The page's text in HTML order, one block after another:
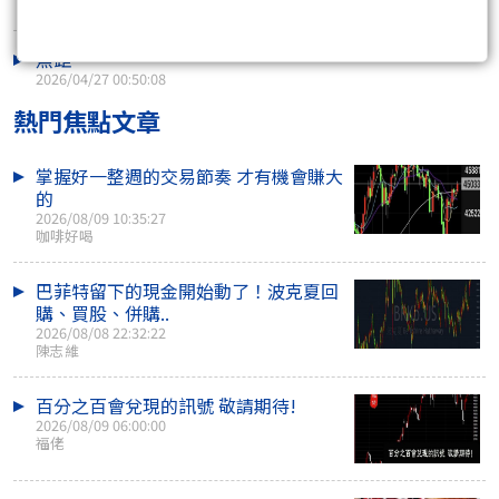
焦距
2026/04/27 00:50:08
熱門焦點文章
掌握好一整週的交易節奏 才有機會賺大
的
2026/08/09 10:35:27
咖啡好喝
巴菲特留下的現金開始動了！波克夏回
購、買股、併購..
2026/08/08 22:32:22
陳志維
百分之百會兌現的訊號 敬請期待!
2026/08/09 06:00:00
福佬